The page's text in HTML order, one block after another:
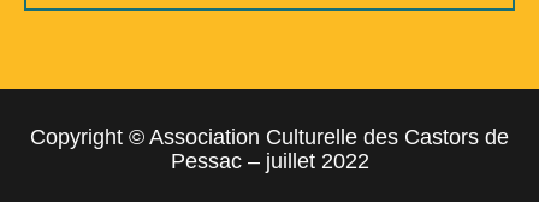
Copyright © Association Culturelle des Castors de
Pessac – juillet 2022